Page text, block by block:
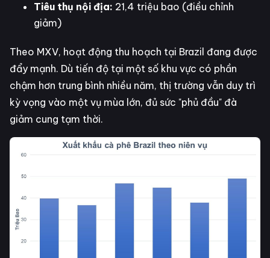
Tiêu thụ nội địa: 21,4 triệu bao (điều chỉnh
giảm)
Theo MXV, hoạt động thu hoạch tại Brazil đang được
đẩy mạnh. Dù tiến độ tại một số khu vực có phần
chậm hơn trung bình nhiều năm, thị trường vẫn duy trì
kỳ vọng vào một vụ mùa lớn, đủ sức "phủ đầu" đà
giảm cung tạm thời.